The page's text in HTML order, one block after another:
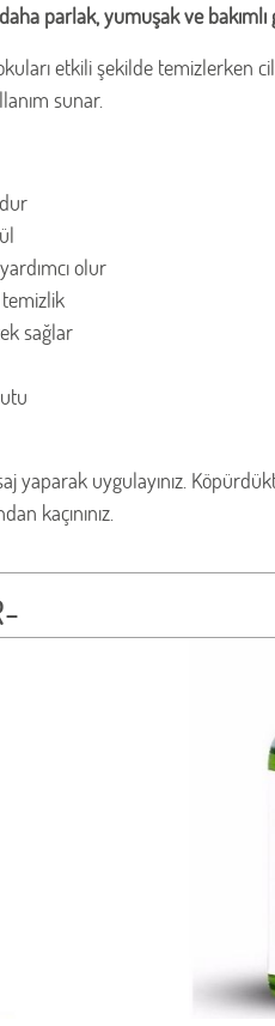
parlak, yumuşak ve
etkili şekilde temizlerken
sunar.
olur
temizlik
sağlar
yaparak uygulayınız.
kaçınınız.